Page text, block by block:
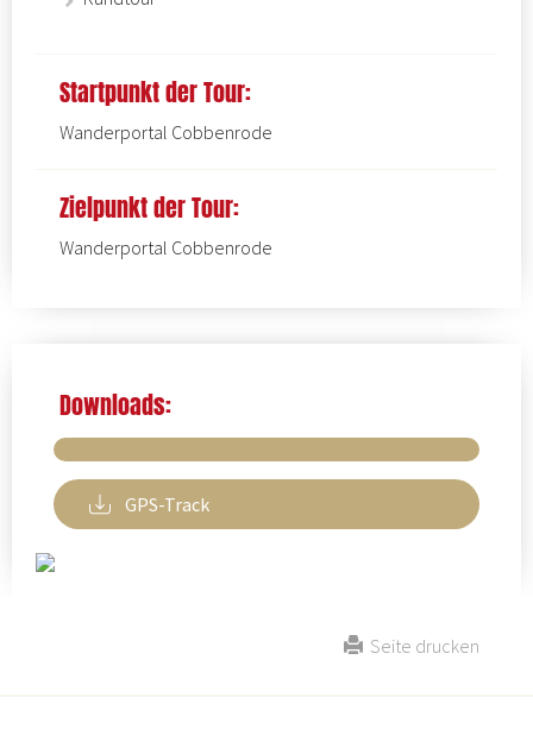
Startpunkt der Tour:
Wanderportal Cobbenrode
Zielpunkt der Tour:
Wanderportal Cobbenrode
Downloads:
GPS-Track
Seite drucken